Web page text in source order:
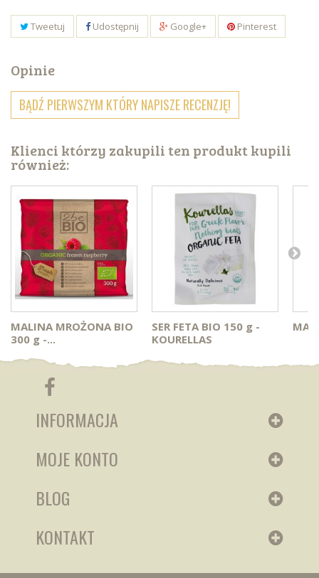
Tweetuj Udostępnij Google+ Pinterest
Opinie
BĄDŹ PIERWSZYM KTÓRY NAPISZE RECENZJĘ!
Klienci którzy zakupili ten produkt kupili
również:
MALINA MROŻONA BIO
300 g -...
SER FETA BIO 150 g -
KOURELLAS
INFORMACJA
MOJE KONTO
BLOG
KONTAKT